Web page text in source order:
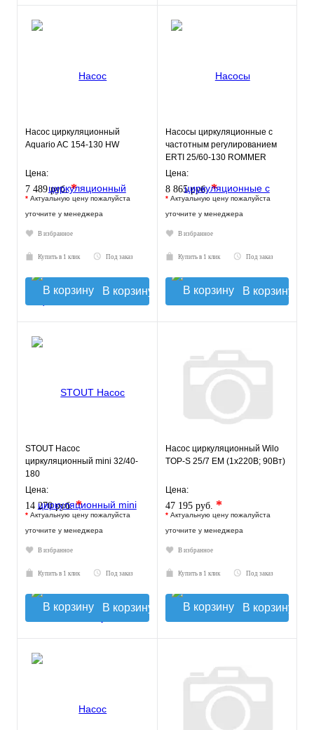
Насос циркуляционный
Aquario AC 154-130 HW
Цена:
7 489 руб.*
* Актуальную цену пожалуйста
уточните у менеджера
В избранное
Купить в 1 клик Под заказ
В корзину
Насосы циркуляционные с
частотным регулированием
ERTI 25/60-130 ROMMER
Цена:
8 865 руб.*
* Актуальную цену пожалуйста
уточните у менеджера
В избранное
Купить в 1 клик Под заказ
В корзину
STOUT Насос
циркуляционный mini 32/40-
180
Цена:
14 270 руб.*
* Актуальную цену пожалуйста
уточните у менеджера
В избранное
Купить в 1 клик Под заказ
В корзину
Насос циркуляционный Wilo
TOP-S 25/7 EM (1х220В; 90Вт)
Цена:
47 195 руб. *
* Актуальную цену пожалуйста
уточните у менеджера
В избранное
Купить в 1 клик Под заказ
В корзину